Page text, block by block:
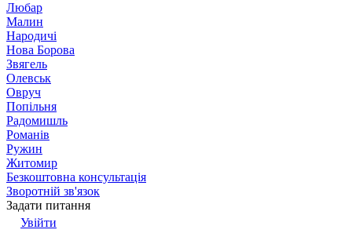
Любар
Малин
Народичі
Нова Борова
Звягель
Олевськ
Овруч
Попільня
Радомишль
Романів
Ружин
Житомир
Безкоштовна консультація
Зворотній зв'язок
Задати питання
Увійти